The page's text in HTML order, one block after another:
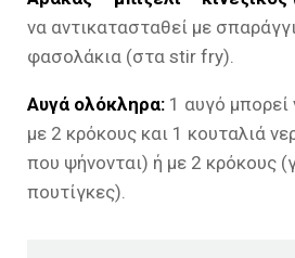
να αντικατασταθεί με
φασολάκια (στα stir fry).
Αυγά ολόκληρα: 1 αυγό μπορεί
με 2 κρόκους και 1 κουταλιά
που ψήνονται) ή με 2 κρόκους
πουτίγκες).